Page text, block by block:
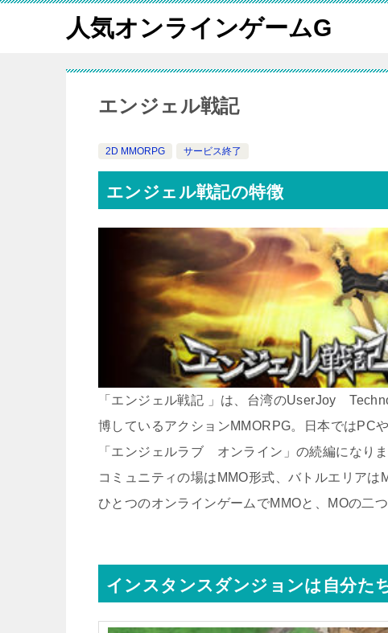
人気オンラインゲームG
エンジェル戦記
2D MMORPG サービス終了
エンジェル戦記の特徴
「エンジェル戦記 」は、台湾のUserJoy
博しているアクションMMORPG。日本ではPC
「エンジェルラブ オンライン」の続編になり
コミュニティの場はMMO形式、バトルエリアは
ひとつのオンラインゲームでMMOと、MOの二
インスタンスダンジョンは自分た